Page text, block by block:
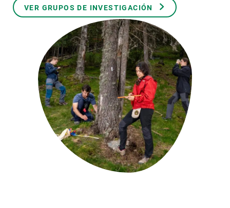
VER GRUPOS DE INVESTIGACIÓN
NOTICIAS Y AGENDA